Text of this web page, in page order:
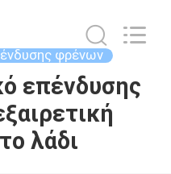
φρένων
επένδυσης
λάδι